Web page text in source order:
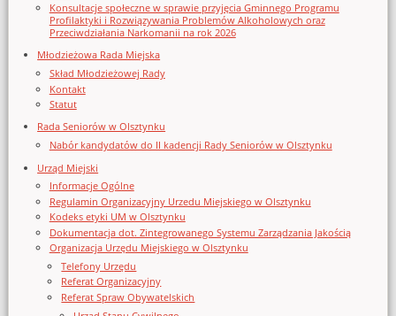
Konsultacje społeczne w sprawie przyjęcia Gminnego Programu
Profilaktyki i Rozwiązywania Problemów Alkoholowych oraz
Przeciwdziałania Narkomanii na rok 2026
Młodzieżowa Rada Miejska
Skład Młodzieżowej Rady
Kontakt
Statut
Rada Seniorów w Olsztynku
Nabór kandydatów do II kadencji Rady Seniorów w Olsztynku
Urząd Miejski
Informacje Ogólne
Regulamin Organizacyjny Urzedu Miejskiego w Olsztynku
Kodeks etyki UM w Olsztynku
Dokumentacja dot. Zintegrowanego Systemu Zarządzania Jakością
Organizacja Urzędu Miejskiego w Olsztynku
Telefony Urzędu
Referat Organizacyjny
Referat Spraw Obywatelskich